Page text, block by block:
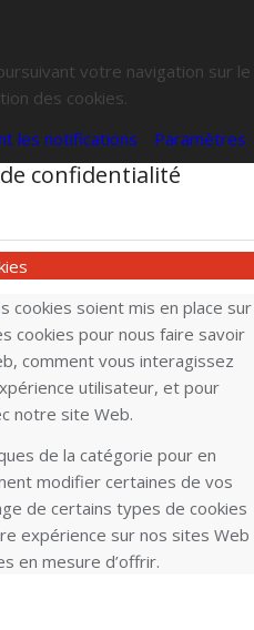
votre navigation sur le
des cookies.
les notifications Paramètres
confidentialité
cookies soient mis en place sur
cookies pour nous faire savoir
comment vous interagissez
utilisateur, et pour
notre site Web.
de la catégorie pour en
modifier certaines de vos
de certains types de cookies
expérience sur nos sites Web
en mesure d’offrir.